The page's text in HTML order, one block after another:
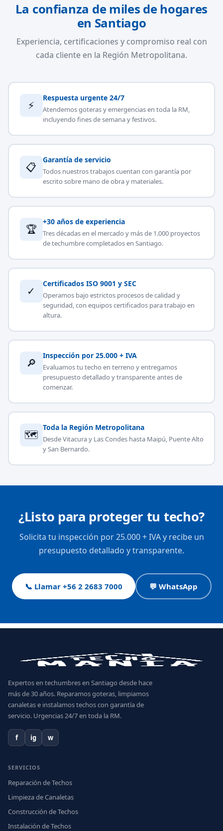
La confianza de miles de hogares
en Santiago
Experiencia, certificaciones y compromiso real con
cada cliente en la Región Metropolitana.
⚡
Respuesta urgente 24/7
Atendemos goteras y emergencias en toda la RM,
incluyendo fines de semana y festivos.
📋
Garantía de servicio
Todos nuestros trabajos cuentan con garantía por
escrito sobre mano de obra y materiales.
🏆
+30 años de experiencia
Tres décadas en el mercado y más de 1.000 proyectos
de techumbre completados en Santiago.
✓
Certificados ISO 9001 y SEC
Operamos bajo estrictos procesos de calidad y
seguridad, con equipos certificados para trabajo en
altura.
🔎
Inspección por 25.000 + IVA
Evaluamos tu techo en terreno y entregamos
presupuesto detallado y transparente antes de
comenzar.
🗺
Toda la Región Metropolitana
Desde Vitacura y Las Condes hasta Maipú, Puente Alto
y San Bernardo.
¿Listo para proteger tu techo?
Solicita tu inspección por 25.000 + IVA y recibe un
presupuesto detallado y transparente.
📞 Llamar +56 2 2683 7000 💬 WhatsApp
Expertos en techumbres en Santiago desde hace
más de 30 años. Reparamos goteras, limpiamos
canaletas e instalamos techos con garantía de
servicio. Urgencias 24/7 en toda la RM.
f ig w
SERVICIOS
Reparación de Techos
Limpieza de Canaletas
Construcción de Techos
Instalación de Techos